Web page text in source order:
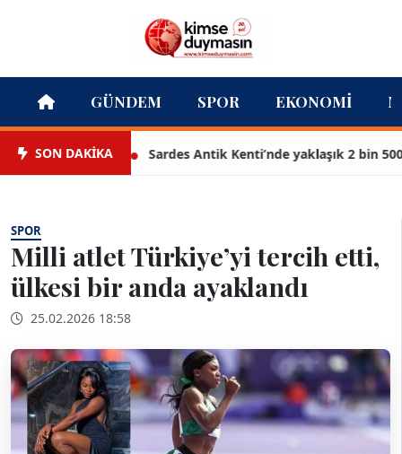
GÜNDEM SPOR EKONOMI
SON DAKİKA Sardes Antik Kenti’nde yaklaşık 2 bin 500
SPOR
Milli atlet Türkiye’yi tercih etti,
ülkesi bir anda ayaklandı
25.02.2026 18:58